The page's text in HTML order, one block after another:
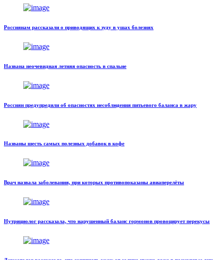
Россиянам рассказали о приводящих к зуду в ушах болезнях
Названа неочевидная летняя опасность в спальне
Россиян предупредили об опасностях несоблюдения питьевого баланса в жару
Названы шесть самых полезных добавок в кофе
Врач назвала заболевания, при которых противопоказаны авиаперелёты
Нутрициолог рассказала, что нарушенный баланс гормонов провоцирует перекусы